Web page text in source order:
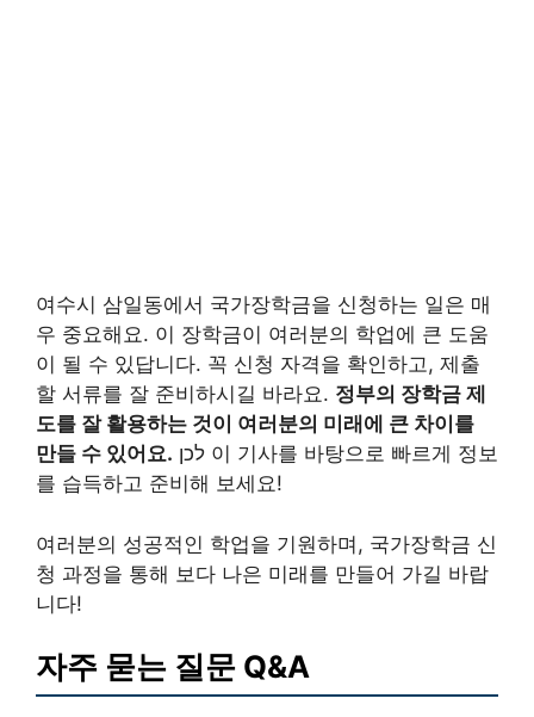
여수시 삼일동에서 국가장학금을 신청하는 일은 매
우 중요해요. 이 장학금이 여러분의 학업에 큰 도움
이 될 수 있답니다. 꼭 신청 자격을 확인하고, 제출
할 서류를 잘 준비하시길 바라요. 정부의 장학금 제
도를 잘 활용하는 것이 여러분의 미래에 큰 차이를
만들 수 있어요.
를 습득하고 준비해 보세요!
여러분의 성공적인 학업을 기원하며, 국가장학금 신
청 과정을 통해 보다 나은 미래를 만들어 가길 바랍
니다!
자주 묻는 질문 Q&A